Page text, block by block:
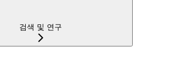
검색 및 연구